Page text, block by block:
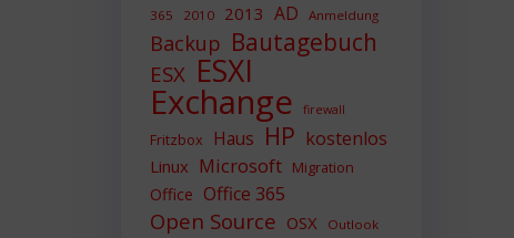
365 2010 2013 AD Anmeldung
Backup Bautagebuch
ESX ESXI
Exchange firewall
Fritzbox Haus HP kostenlos
Linux Microsoft Migration
Office Office 365
Open Source OSX Outlook